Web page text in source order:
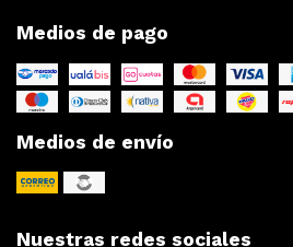
Medios de pago
Medios de envío
Nuestras redes sociales